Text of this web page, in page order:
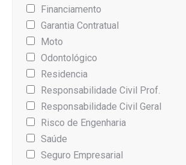
Financiamento
Garantia Contratual
Moto
Odontológico
Residencia
Responsabilidade Civil Prof.
Responsabilidade Civil Geral
Risco de Engenharia
Saúde
Seguro Empresarial